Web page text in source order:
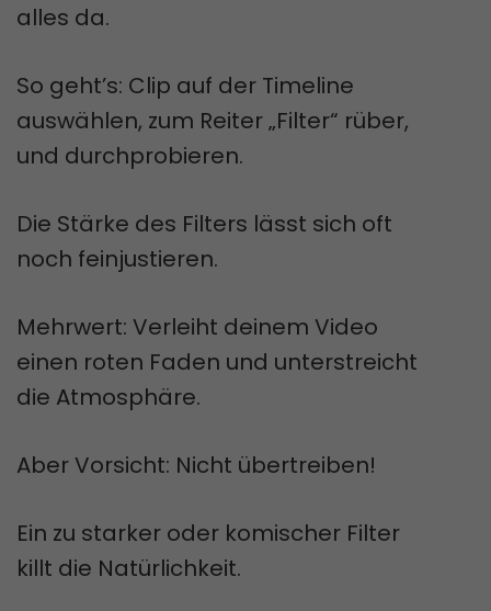
alles da.
So geht’s: Clip auf der Timeline
auswählen, zum Reiter „Filter“ rüber,
und durchprobieren.
Die Stärke des Filters lässt sich oft
noch feinjustieren.
Mehrwert: Verleiht deinem Video
einen roten Faden und unterstreicht
die Atmosphäre.
Aber Vorsicht: Nicht übertreiben!
Ein zu starker oder komischer Filter
killt die Natürlichkeit.